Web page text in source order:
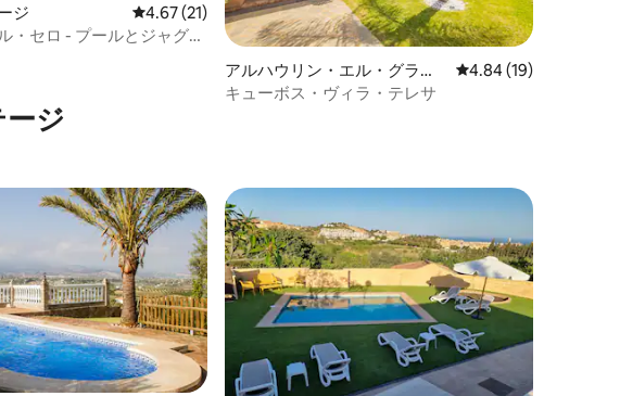
星の平均評価
ジ レビュー21件、5つ星中4.67つ星の平均評価
4.67 (21)
・セロ - プールとジャグジ
アルハウリン・エル・グラン
デのコテージ
レビュー19件、5つ
4.84 (19)
キューボス・ヴィラ・テレサ
ジ